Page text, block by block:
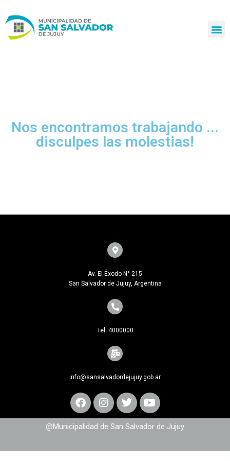
al
Nos encontramos trabajando ...
disculpes las molestias!
Av. El Éxodo N° 215
San Salvador de Jujuy, Argentina
Tel: 4000000
info@sansalvadordejujuy.gob.ar
@Municipalidad de San Salvador de Jujuy